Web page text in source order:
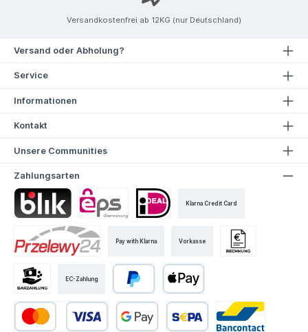
Versandkostenfrei ab 12KG (nur Deutschland)
Versand oder Abholung?
Service
Informationen
Kontakt
Unsere Communities
Zahlungsarten
Klarna Credit Card
Pay with Klarna Vorkasse
EC-Zahlung